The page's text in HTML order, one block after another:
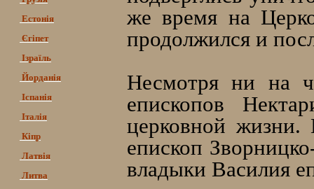
Естонія
Єгіпет
Ізраїль
Йорданія
Іспанія
Італія
Кіпр
Латвія
Литва
же время на
продолжился и
Несмотря ни на
епископов
церковной
епископ
владыки Василия